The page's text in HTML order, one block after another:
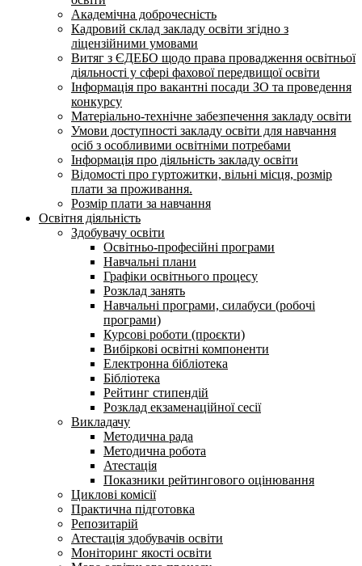
Академічна доброчесність
Кадровий склад закладу освіти згідно з
ліцензійними умовами
Витяг з ЄДЕБО щодо права провадження освітньої
діяльності у сфері фахової передвищої освіти
Інформація про вакантні посади ЗО та проведення
конкурсу
Матеріально-технічне забезпечення закладу освіти
Умови доступності закладу освіти для навчання
осіб з особливими освітніми потребами
Інформація про діяльність закладу освіти
Відомості про гуртожитки, вільні місця, розмір
плати за проживання.
Розмір плати за навчання
Освітня діяльність
Здобувачу освіти
Освітньо-професійні програми
Навчальні плани
Графіки освітнього процесу
Розклад занять
Навчальні програми, силабуси (робочі
програми)
Курсові роботи (проєкти)
Вибіркові освітні компоненти
Електронна бібліотека
Бібліотека
Рейтинг стипендій
Розклад екзаменаційної сесії
Викладачу
Методична рада
Методична робота
Атестація
Показники рейтингового оцінювання
Циклові комісії
Практична підготовка
Репозитарій
Атестація здобувачів освіти
Моніторинг якості освіти